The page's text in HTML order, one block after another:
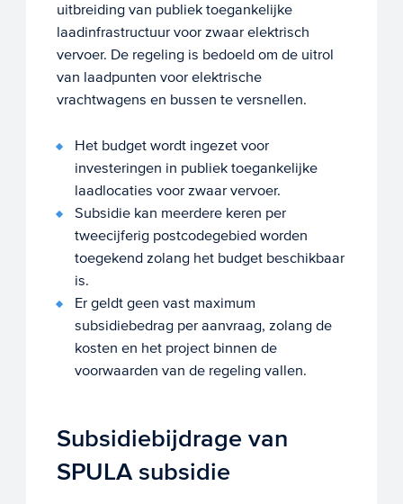
uitbreiding van publiek toegankelijke
laadinfrastructuur voor zwaar elektrisch
vervoer. De regeling is bedoeld om de uitrol
van laadpunten voor elektrische
vrachtwagens en bussen te versnellen.
Het budget wordt ingezet voor
investeringen in publiek toegankelijke
laadlocaties voor zwaar vervoer.
Subsidie kan meerdere keren per
tweecijferig postcodegebied worden
toegekend zolang het budget beschikbaar
is.
Er geldt geen vast maximum
subsidiebedrag per aanvraag, zolang de
kosten en het project binnen de
voorwaarden van de regeling vallen.
Subsidiebijdrage van
SPULA subsidie